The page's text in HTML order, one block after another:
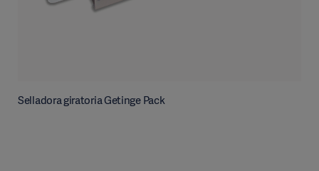
Selladora giratoria Getinge Pack